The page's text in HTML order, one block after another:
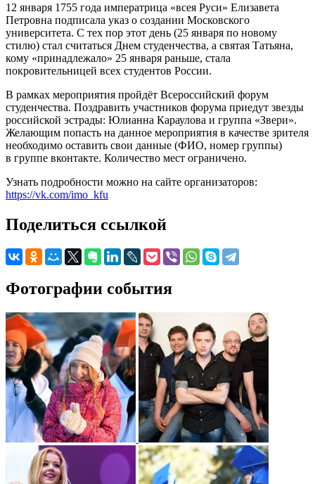
12 января 1755 года императрица «всея Руси» Елизавета
Петровна подписала указ о создании Московского
университета. С тех пор этот день (25 января по новому
стилю) стал считаться Днем студенчества, а святая Татьяна,
кому «принадлежало» 25 января раньше, стала
покровительницей всех студентов России.
В рамках мероприятия пройдёт Всероссийский форум
студенчества. Поздравить участников форума приедут звезды
российской эстрады: Юлианна Караулова и группа «Звери».
Желающим попасть на данное мероприятия в качестве зрителя
необходимо оставить свои данные (ФИО, номер группы)
в группе вконтакте. Количество мест ограничено.
Узнать подробности можно на сайте организаторов:
https://vk.com/imo_kfu
Поделиться ссылкой
Фотографии события